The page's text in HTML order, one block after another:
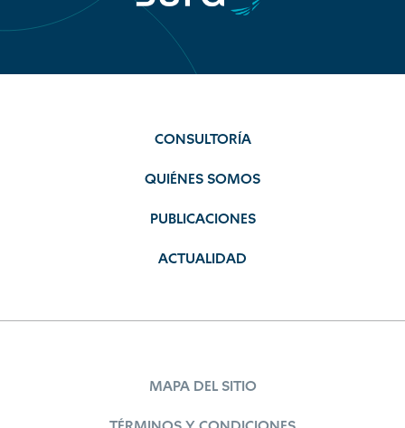
CONSULTORÍA
QUIÉNES SOMOS
PUBLICACIONES
ACTUALIDAD
MAPA DEL SITIO